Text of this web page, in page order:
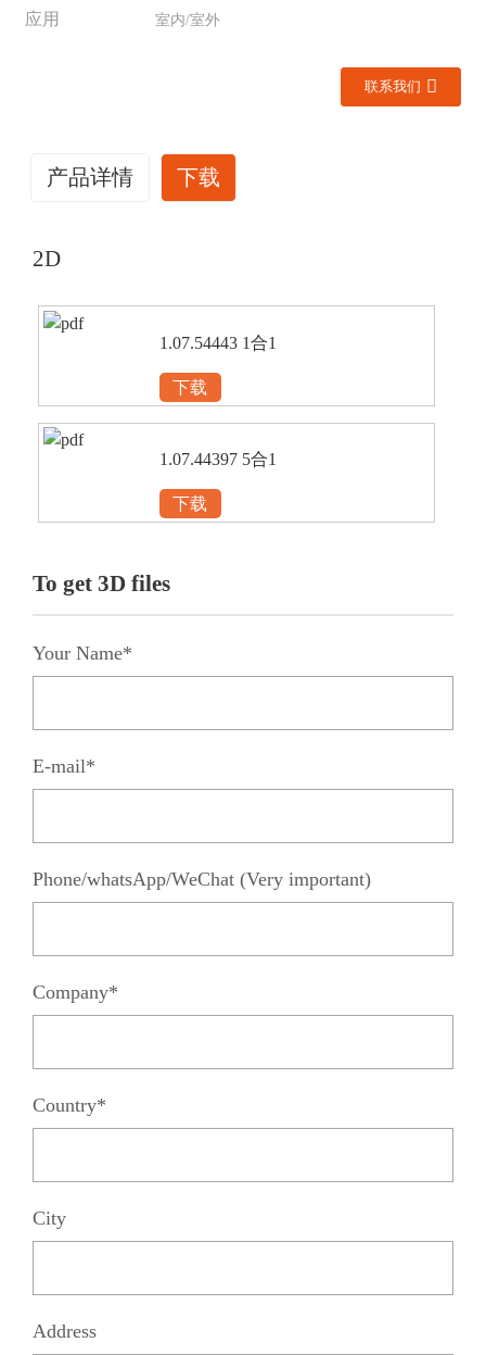
应用 室内/室外
联系我们
产品详情 下载
2D
1.07.54443 1合1
下载
1.07.44397 5合1
下载
To get 3D files
Your Name*
E-mail*
Phone/whatsApp/WeChat (Very important)
Company*
Country*
City
Address